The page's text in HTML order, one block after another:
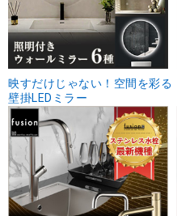
映すだけじゃない！空間を彩る
壁掛LEDミラー